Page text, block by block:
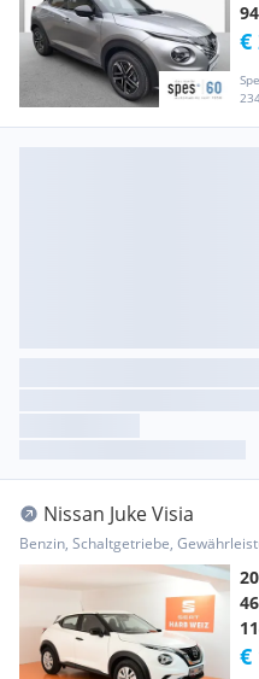
94
€
Nissan Juke Visia
Benzin, Schaltgetriebe,
€